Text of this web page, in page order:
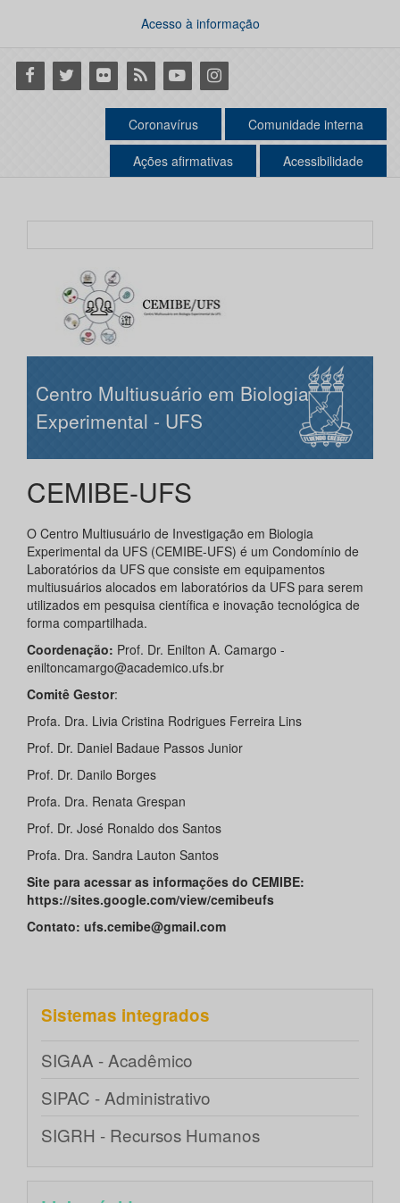
Acesso à informação
Facebook
Twitter Flickr RSS YoutubeInstagram
Coronavírus Comunidade interna
Ações afirmativas Acessibilidade
Centro Multiusuário em Biologia
Experimental - UFS
CEMIBE-UFS
O Centro Multiusuário de Investigação em Biologia
Experimental da UFS (CEMIBE-UFS) é um Condomínio de
Laboratórios da UFS que consiste em equipamentos
multiusuários alocados em laboratórios da UFS para serem
utilizados em pesquisa científica e inovação tecnológica de
forma compartilhada.
Coordenação: Prof. Dr. Enilton A. Camargo -
eniltoncamargo@academico.ufs.br
Comitê Gestor:
Profa. Dra. Livia Cristina Rodrigues Ferreira Lins
Prof. Dr. Daniel Badaue Passos Junior
Prof. Dr. Danilo Borges
Profa. Dra. Renata Grespan
Prof. Dr. José Ronaldo dos Santos
Profa. Dra. Sandra Lauton Santos
Site para acessar as informações do CEMIBE:
https://sites.google.com/view/cemibeufs
Contato: ufs.cemibe@gmail.com
Sistemas integrados
SIGAA - Acadêmico
SIPAC - Administrativo
SIGRH - Recursos Humanos